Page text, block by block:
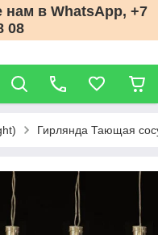
нам в WhatsApp, +7
08
Гирлянда Тающая